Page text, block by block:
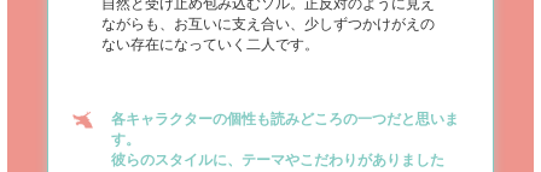
自然と受け止め包み込むソル。正反対のように見え
ながらも、お互いに支え合い、少しずつかけがえの
ない存在になっていく二人です。
各キャラクターの個性も読みどころの一つだと思いま
す。
彼らのスタイルに、テーマやこだわりがありました